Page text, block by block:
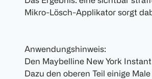
Mikro-Lösch-Applikator sorgt
Anwendungshinweis:
Den Maybelline New York
Dazu den oberen Teil einige